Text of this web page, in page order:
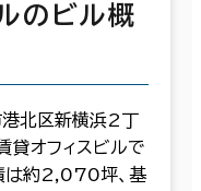
のビル概
港北区新横浜2丁
貸オフィスビルで
は約2,070坪、基